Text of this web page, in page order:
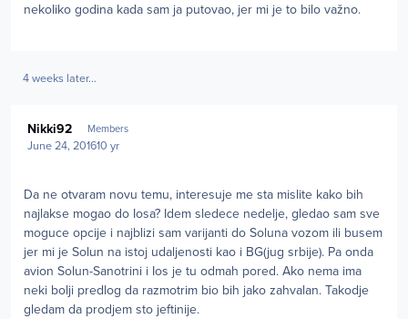
nekoliko godina kada sam ja putovao, jer mi je to bilo važno.
4 weeks later...
Nikki92 Members
June 24, 201610 yr
Da ne otvaram novu temu, interesuje me sta mislite kako bih
najlakse mogao do Iosa? Idem sledece nedelje, gledao sam sve
moguce opcije i najblizi sam varijanti do Soluna vozom ili busem
jer mi je Solun na istoj udaljenosti kao i BG(jug srbije). Pa onda
avion Solun-Sanotrini i Ios je tu odmah pored. Ako nema ima
neki bolji predlog da razmotrim bio bih jako zahvalan. Takodje
gledam da prodjem sto jeftinije.